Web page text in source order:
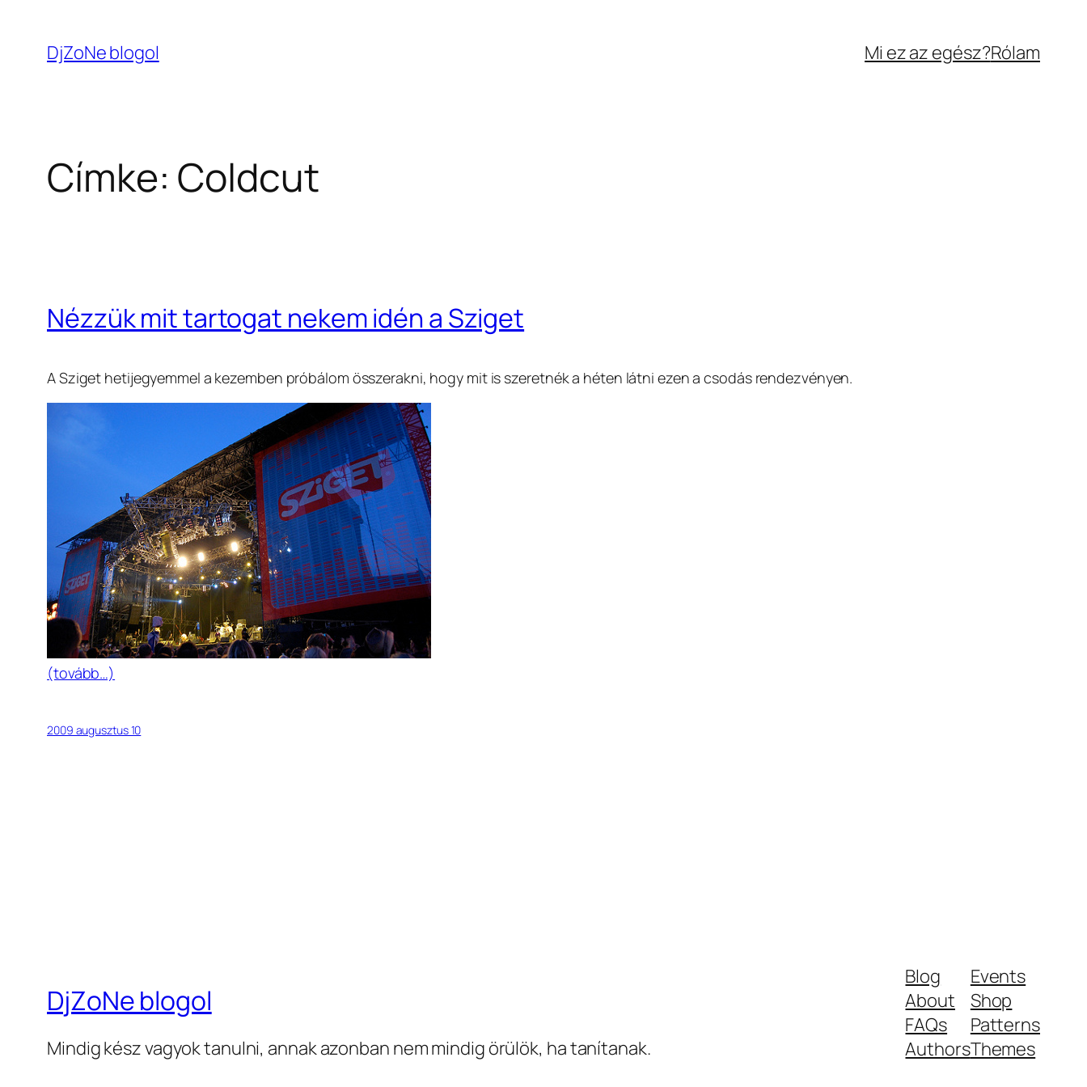
tartalomhoz
DjZoNe blogol Mi ez az egész?Rólam
Címke: Coldcut
Nézzük mit tartogat nekem idén a Sziget
A Sziget hetijegyemmel a kezemben próbálom összerakni, hogy mit is szeretnék a héten látni ezen a csodás rendezvényen.
(tovább…)
2009 augusztus 10
DjZoNe blogol
Mindig kész vagyok tanulni, annak azonban nem mindig örülök, ha tanítanak.
Blog
About
FAQs
Authors
Events
Shop
Patterns
Themes